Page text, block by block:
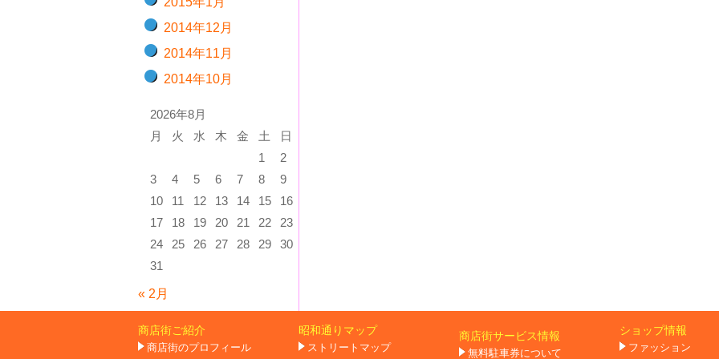
2014年12月
2014年11月
2014年10月
2026年8月
月
火 水 木 金 土
日
1
2
3
4 5 6 7 8
9
10
11 12 13 14 15
16
17
18 19 20 21 22
23
24
25 26 27 28 29
30
31
« 2月
商店街ご紹介
商店街のプロフィール
昭和通りマップ
ストリートマップ
商店街サービス情報
無料駐車券について
ショップ情報
ファッション